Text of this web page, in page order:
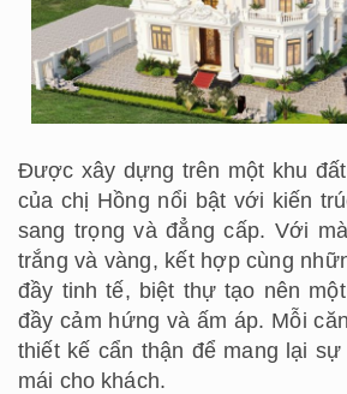
Được xây dựng trên một khu
của chị Hồng nổi bật với kiến
sang trọng và đẳng cấp. Với
trắng và vàng, kết hợp cùng
đầy tinh tế, biệt thự tạo nên
đầy cảm hứng và ấm áp. Mỗi
thiết kế cẩn thận để mang lại
mái cho khách.